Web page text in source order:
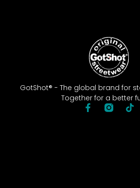
GotShot® - The global brand for
Together for a better